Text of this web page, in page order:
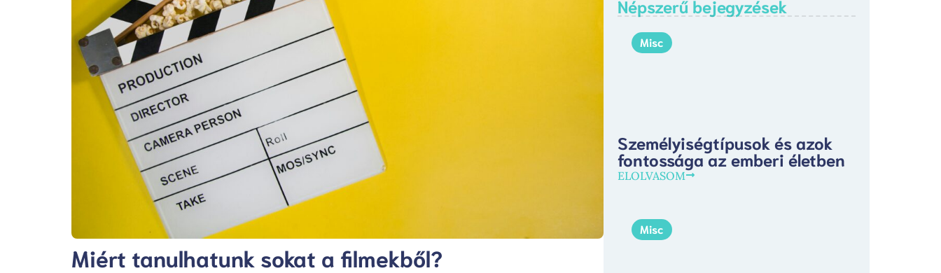
Miért tanulhatunk sokat a filmekből?
Népszerű bejegyzések
Misc
Személyiségtípusok és azok
fontossága az emberi életben
ELOLVASOM
Misc